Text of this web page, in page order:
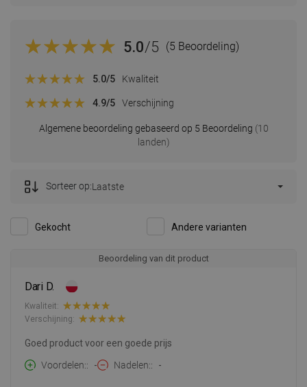
5.0/5 (5 Beoordeling)
Algemene beoordeling gebaseerd op 5 Beoordeling (10
landen)
5.0/5 Kwaliteit
4.9/5 Verschijning
Gekocht Andere varianten
Sorteer op:Laatste
Beoordeling van dit product
Dari D.
Kwaliteit:
Verschijning:
Goed product voor een goede prijs
Voordelen:
- Nadelen: -